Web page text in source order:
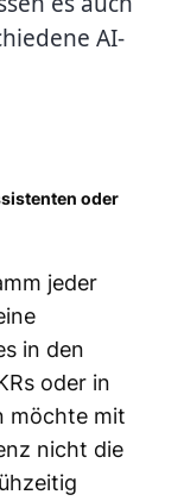
AI-
oder
jeder
in den
oder in
möchte mit
nicht die